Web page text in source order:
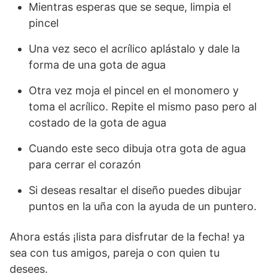
Mientras esperas que se seque, limpia el
pincel
Una vez seco el acrílico aplástalo y dale la
forma de una gota de agua
Otra vez moja el pincel en el monomero y
toma el acrílico. Repite el mismo paso pero al
costado de la gota de agua
Cuando este seco dibuja otra gota de agua
para cerrar el corazón
Si deseas resaltar el diseño puedes dibujar
puntos en la uña con la ayuda de un puntero.
Ahora estás ¡lista para disfrutar de la fecha! ya
sea con tus amigos, pareja o con quien tu
desees.